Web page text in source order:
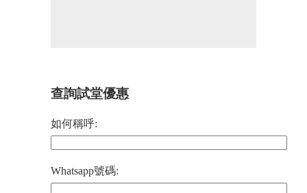
查詢試堂優惠
如何稱呼:
Whatsapp號碼: